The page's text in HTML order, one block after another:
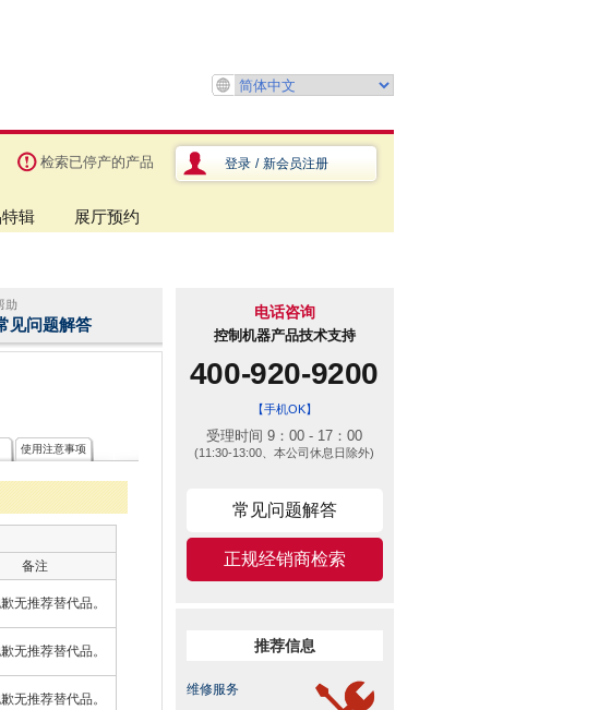
检索已停产的产品 登录 / 新会员注册
辑 展厅预约
见问题解答
使用注意事项
备注
无推荐替代品。
无推荐替代品。
无推荐替代品。
电话咨询
控制机器产品技术支持
400-920-9200
【手机OK】
受理时间 9：00 - 17：00
(11:30-13:00、本公司休息日除外)
常见问题解答
正规经销商检索
推荐信息
维修服务